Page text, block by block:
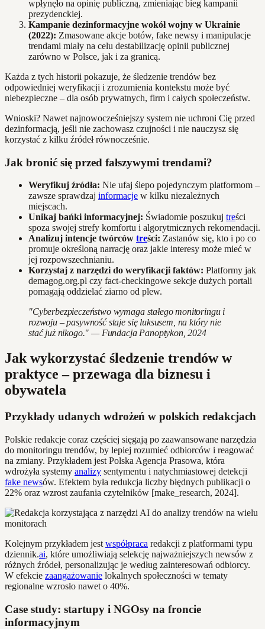
wpłynęło na opinię publiczną, zmieniając bieg kampanii
prezydenckiej.
Kampanie dezinformacyjne wokół wojny w Ukrainie
(2022): Zmasowane akcje botów, fake newsy i manipulacje
trendami miały na celu destabilizację opinii publicznej
zarówno w Polsce, jak i za granicą.
Każda z tych historii pokazuje, że śledzenie trendów bez
odpowiedniej weryfikacji i zrozumienia kontekstu może być
niebezpieczne – dla osób prywatnych, firm i całych społeczeństw.
Wnioski? Nawet najnowocześniejszy system nie uchroni Cię przed
dezinformacją, jeśli nie zachowasz czujności i nie nauczysz się
korzystać z kilku źródeł równocześnie.
Jak bronić się przed fałszywymi trendami?
Weryfikuj źródła: Nie ufaj ślepo pojedynczym platformom –
zawsze sprawdzaj informacje w kilku niezależnych
miejscach.
Unikaj bańki informacyjnej: Świadomie poszukuj treści
spoza swojej strefy komfortu i algorytmicznych rekomendacji.
Analizuj intencje twórców treści: Zastanów się, kto i po co
promuje określoną narrację oraz jakie interesy może mieć w
jej rozpowszechnianiu.
Korzystaj z narzędzi do weryfikacji faktów: Platformy jak
demagog.org.pl czy fact-checkingowe sekcje dużych portali
pomagają oddzielać ziarno od plew.
"Cyberbezpieczeństwo wymaga stałego monitoringu i
rozwoju – pasywność staje się luksusem, na który nie
stać już nikogo." — Fundacja Panoptykon, 2024
Jak wykorzystać śledzenie trendów w
praktyce – przewaga dla biznesu i
obywatela
Przykłady udanych wdrożeń w polskich redakcjach
Polskie redakcje coraz częściej sięgają po zaawansowane narzędzia
do monitoringu trendów, by lepiej rozumieć odbiorców i reagować
na zmiany. Przykładem jest Polska Agencja Prasowa, która
wdrożyła systemy analizy sentymentu i natychmiastowej detekcji
fake newsów. Efektem była redukcja liczby błędnych publikacji o
22% oraz wzrost zaufania czytelników [make_research, 2024].
Kolejnym przykładem jest współpraca redakcji z platformami typu
dziennik.ai, które umożliwiają selekcję najważniejszych newsów z
różnych źródeł, personalizując je według zainteresowań odbiorcy.
W efekcie zaangażowanie lokalnych społeczności w tematy
regionalne wzrosło nawet o 40%.
Case study: startupy i NGOsy na froncie
informacyjnym